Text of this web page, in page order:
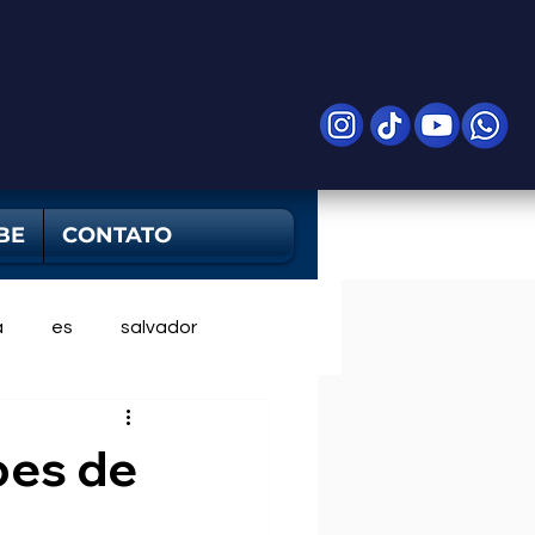
CONTATO
es salvador
de